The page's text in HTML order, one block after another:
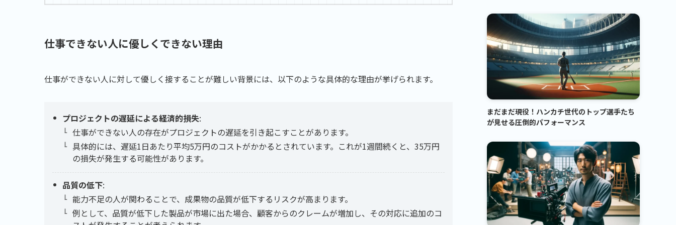
仕事できない人に優しくできない理由
仕事ができない人に対して優しく接することが難しい背景には、以下のような具体的な理由が挙げられます。
プロジェクトの遅延による経済的損失:
仕事ができない人の存在がプロジェクトの遅延を引き起こすことがあります。
具体的には、遅延1日あたり平均5万円のコストがかかるとされています。これが1週間続くと、35万円
の損失が発生する可能性があります。
品質の低下:
能力不足の人が関わることで、成果物の品質が低下するリスクが高まります。
例として、品質が低下した製品が市場に出た場合、顧客からのクレームが増加し、その対応に追加のコ
まだまだ現役！ハンカチ世代のトップ選手たち
が見せる圧倒的パフォーマンス